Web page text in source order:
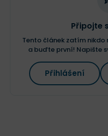
Připojte
Tento článek zatím nikdo
a buďte první! Napište
Přihlášení